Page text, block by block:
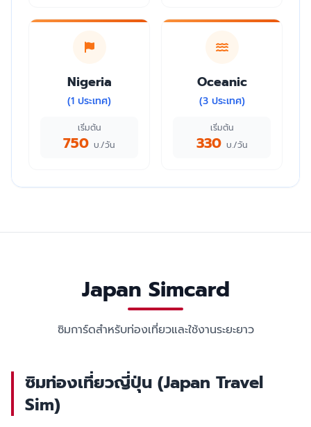
Nigeria
(1 ประเทศ)
เริ่มต้น
750 บ./วัน
Oceanic
(3 ประเทศ)
เริ่มต้น
330 บ./วัน
Japan Simcard
ซิมการ์ดสำหรับท่องเที่ยวและใช้งานระยะยาว
ซิมท่องเที่ยวญี่ปุ่น (Japan Travel
Sim)